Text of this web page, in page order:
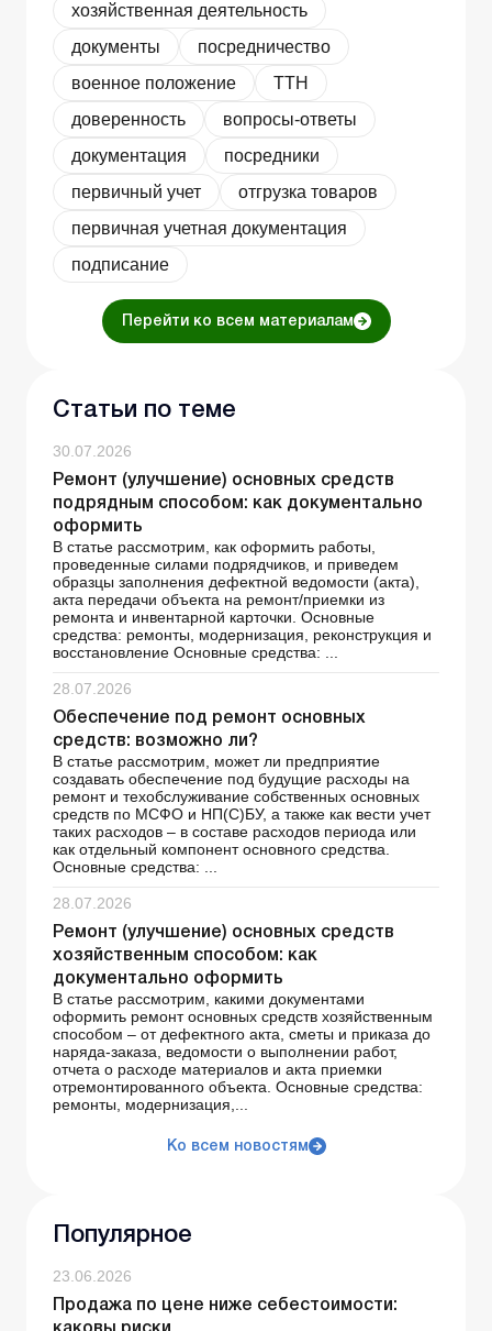
хозяйственная деятельность
документы
посредничество
военное положение
ТТН
доверенность
вопросы-ответы
документация
посредники
первичный учет
отгрузка товаров
первичная учетная документация
подписание
Перейти ко всем материалам
Статьи по теме
30.07.2026
Ремонт (улучшение) основных средств
подрядным способом: как документально
оформить
В статье рассмотрим, как оформить работы,
проведенные силами подрядчиков, и приведем
образцы заполнения дефектной ведомости (акта),
акта передачи объекта на ремонт/приемки из
ремонта и инвентарной карточки. Основные
средства: ремонты, модернизация, реконструкция и
восстановление Основные средства: ...
28.07.2026
Обеспечение под ремонт основных
средств: возможно ли?
В статье рассмотрим, может ли предприятие
создавать обеспечение под будущие расходы на
ремонт и техобслуживание собственных основных
средств по МСФО и НП(С)БУ, а также как вести учет
таких расходов – в составе расходов периода или
как отдельный компонент основного средства.
Основные средства: ...
28.07.2026
Ремонт (улучшение) основных средств
хозяйственным способом: как
документально оформить
В статье рассмотрим, какими документами
оформить ремонт основных средств хозяйственным
способом – от дефектного акта, сметы и приказа до
наряда-заказа, ведомости о выполнении работ,
отчета о расходе материалов и акта приемки
отремонтированного объекта. Основные средства:
ремонты, модернизация,...
Ко всем новостям
Популярное
23.06.2026
Продажа по цене ниже себестоимости: